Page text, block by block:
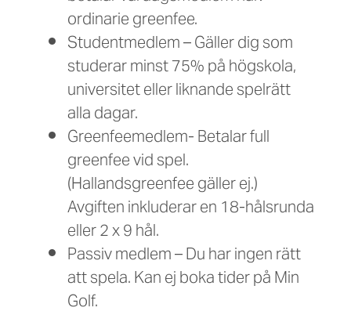
ordinarie greenfee.
Studentmedlem – Gäller dig som
studerar minst 75% på högskola,
universitet eller liknande spelrätt
alla dagar.
Greenfeemedlem- Betalar full
greenfee vid spel.
(Hallandsgreenfee gäller ej.)
Avgiften inkluderar en 18-hålsrunda
eller 2 x 9 hål.
Passiv medlem – Du har ingen rätt
att spela. Kan ej boka tider på Min
Golf.